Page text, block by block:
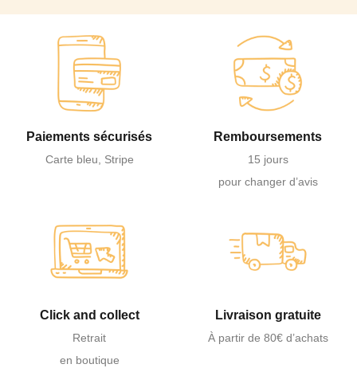
Paiements sécurisés
Carte bleu, Stripe
Remboursements
15 jours
pour changer d’avis
Click and collect
Retrait
en boutique
Livraison gratuite
À partir de 80€ d’achats